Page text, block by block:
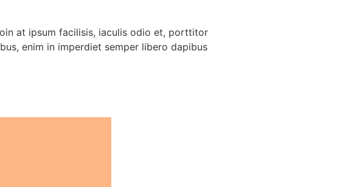
at ipsum facilisis, iaculis odio et, porttitor
enim in imperdiet semper libero dapibus